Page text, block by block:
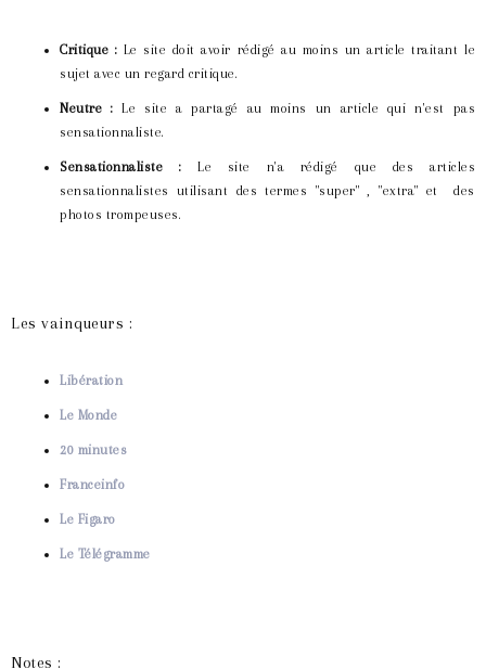
Critique : Le site doit avoir rédigé au moins un article traitant le
sujet avec un regard critique.
Neutre :Le site a partagé au moins un article qui n'est pas
sensationnaliste.
Sensationnaliste : Le site n'a rédigé que des articles
sensationnalistes utilisant des termes "super" , "extra" et des
photos trompeuses.
Les vainqueurs :
Libération
Le Monde
20 minutes
Franceinfo
Le Figaro
Le Télégramme
Notes :